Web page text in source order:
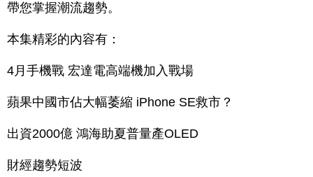
帶您掌握潮流趨勢。
本集精彩的內容有：
4月手機戰 宏達電高端機加入戰場
蘋果中國市佔大幅萎縮 iPhone SE救市？
出資2000億 鴻海助夏普量產OLED
財經趨勢短波